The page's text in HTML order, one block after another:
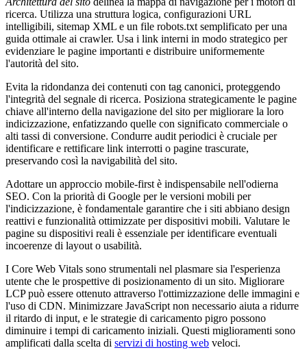
ricerca. Utilizza una struttura logica, configurazioni URL
intelligibili, sitemap XML e un file robots.txt semplificato per una
guida ottimale ai crawler. Usa i link interni in modo strategico per
evidenziare le pagine importanti e distribuire uniformemente
l'autorità del sito.
Evita la ridondanza dei contenuti con tag canonici, proteggendo
l'integrità del segnale di ricerca. Posiziona strategicamente le pagine
chiave all'interno della navigazione del sito per migliorare la loro
indicizzazione, enfatizzando quelle con significato commerciale o
alti tassi di conversione. Condurre audit periodici è cruciale per
identificare e rettificare link interrotti o pagine trascurate,
preservando così la navigabilità del sito.
Adottare un approccio mobile-first è indispensabile nell'odierna
SEO. Con la priorità di Google per le versioni mobili per
l'indicizzazione, è fondamentale garantire che i siti abbiano design
reattivi e funzionalità ottimizzate per dispositivi mobili. Valutare le
pagine su dispositivi reali è essenziale per identificare eventuali
incoerenze di layout o usabilità.
I Core Web Vitals sono strumentali nel plasmare sia l'esperienza
utente che le prospettive di posizionamento di un sito. Migliorare
LCP può essere ottenuto attraverso l'ottimizzazione delle immagini e
l'uso di CDN. Minimizzare JavaScript non necessario aiuta a ridurre
il ritardo di input, e le strategie di caricamento pigro possono
diminuire i tempi di caricamento iniziali. Questi miglioramenti sono
amplificati dalla scelta di servizi di hosting web veloci.